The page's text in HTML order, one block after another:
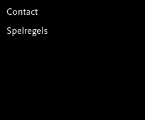
Contact
Spelregels